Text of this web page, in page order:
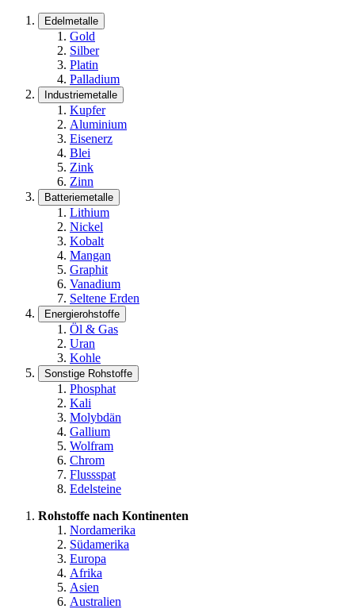
Edelmetalle
Gold
Silber
Platin
Palladium
Industriemetalle
Kupfer
Aluminium
Eisenerz
Blei
Zink
Zinn
Batteriemetalle
Lithium
Nickel
Kobalt
Mangan
Graphit
Vanadium
Seltene Erden
Energierohstoffe
Öl & Gas
Uran
Kohle
Sonstige Rohstoffe
Phosphat
Kali
Molybdän
Gallium
Wolfram
Chrom
Flussspat
Edelsteine
Rohstoffe nach Kontinenten
Nordamerika
Südamerika
Europa
Afrika
Asien
Australien